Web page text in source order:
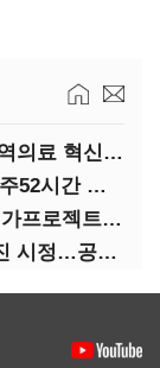
보건소부터 응급실까지 AI 확산…지역의료 혁신 본격화
"영업익 N% 성과급 반대"…김정관, 주52시간 손질 예고
김정관 "AI혁명 놓치면 성장 끝"…메가프로젝트·메가특구 속도전
통신 3사, 개인정보 침해 면책 등 자진 시정…공정위 "이용자 권리 강화"